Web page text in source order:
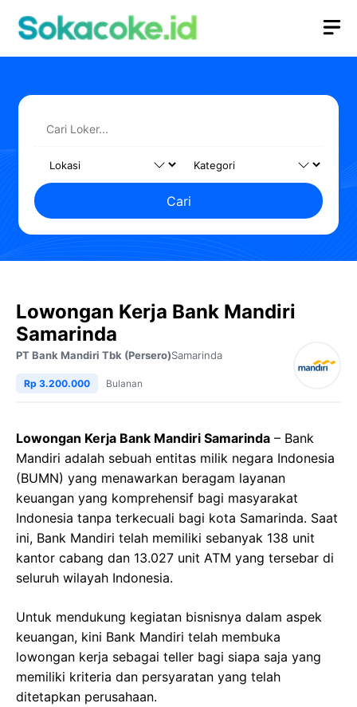
Cari
Lowongan Kerja Bank Mandiri
Samarinda
PT Bank Mandiri Tbk (Persero)Samarinda
Rp 3.200.000 Bulanan
Lowongan Kerja Bank Mandiri Samarinda – Bank
Mandiri adalah sebuah entitas milik negara Indonesia
(BUMN) yang menawarkan beragam layanan
keuangan yang komprehensif bagi masyarakat
Indonesia tanpa terkecuali bagi kota Samarinda. Saat
ini, Bank Mandiri telah memiliki sebanyak 138 unit
kantor cabang dan 13.027 unit ATM yang tersebar di
seluruh wilayah Indonesia.
Untuk mendukung kegiatan bisnisnya dalam aspek
keuangan, kini Bank Mandiri telah membuka
lowongan kerja sebagai teller bagi siapa saja yang
memiliki kriteria dan persyaratan yang telah
ditetapkan perusahaan.